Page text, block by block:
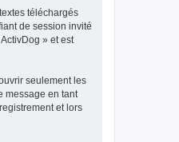
téléchargés
de session invité
» et est
seulement les
message en tant
et lors